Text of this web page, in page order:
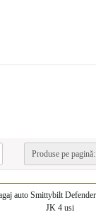
Produse pe pagină: